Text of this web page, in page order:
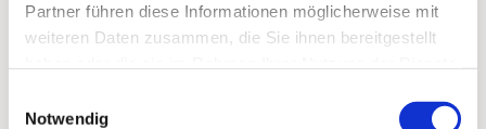
Partner führen diese Informationen möglicherweise mit
weiteren Daten zusammen, die Sie ihnen bereitgestellt
Notwendig
Dies könnte Sie auch interessieren